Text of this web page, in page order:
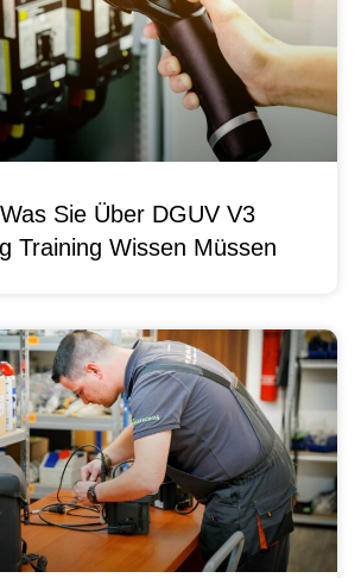
Sie Über DGUV V3
Training Wissen Müssen